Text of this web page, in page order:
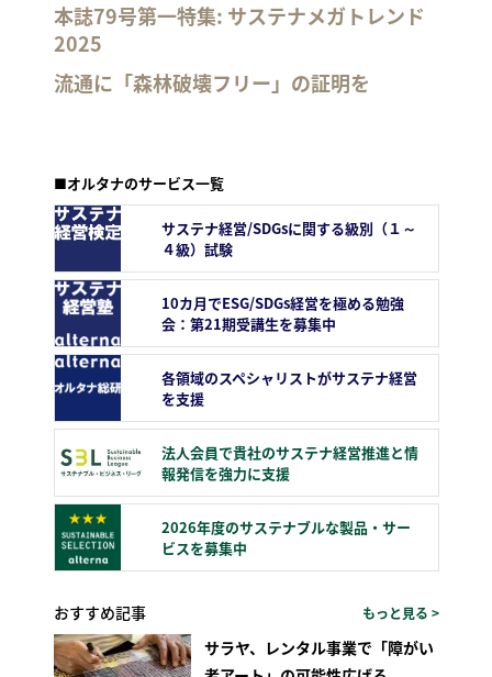
本誌79号第一特集: サステナメガトレンド
2025
流通に「森林破壊フリー」の証明を
■オルタナのサービス一覧
サステナ経営/SDGsに関する級別（１～
４級）試験
10カ月でESG/SDGs経営を極める勉強
会：第21期受講生を募集中
各領域のスペシャリストがサステナ経営
を支援
法人会員で貴社のサステナ経営推進と情
報発信を強力に支援
2026年度のサステナブルな製品・サー
ビスを募集中
おすすめ記事 もっと見る >
サラヤ、レンタル事業で「障がい